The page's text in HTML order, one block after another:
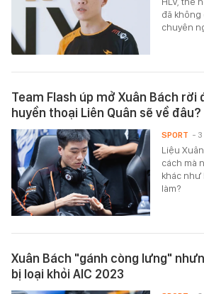
đã không
chuyên
Team Flash úp mở Xuân Bách rời
huyền thoại Liên Quân sẽ về đâu?
Liệu
cách mà
khác như
làm?
SPORT -
Xuân Bách "gánh còng lưng"
bị loại khỏi AIC 2023